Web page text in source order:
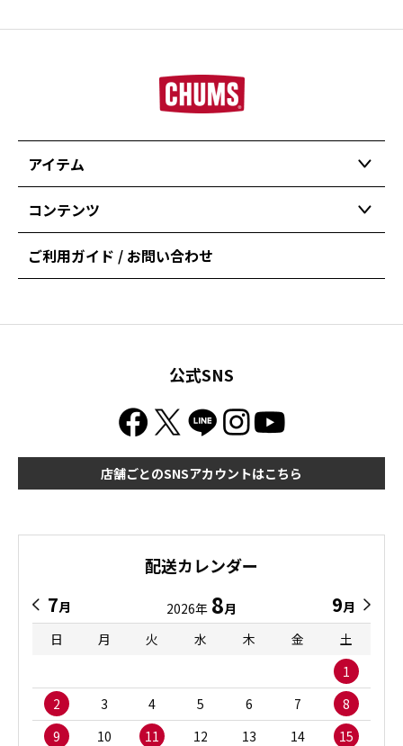
アイテム
コンテンツ
ご利用ガイド / お問い合わせ
公式SNS
店舗ごとのSNSアカウントはこちら
配送カレンダー
7月 2026年 8月 9月
日
月 火 水 木 金
土
1
2
3 4 5 6 7
8
9
10 11 12 13 14 15